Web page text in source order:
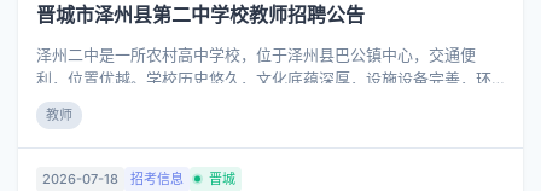
事项公告如下： 一、招聘原则 德才兼备、民主公开、公平竞争、择
优聘用的原则。 二、招聘岗位及人数 三、岗位职责 （一）人力资
源总监岗位职责 1.
晋城市泽州县第二中学校教师招聘公告
泽州二中是一所农村高中学校，位于泽州县巴公镇中心，交通便
利，位置优越。学校历史悠久，文化底蕴深厚，设施设备完善，环
境整洁优美。 学校今年高一新生扩编，以致多个科目教师短缺，根
据教育教学的实际需求，需要招聘一批新教师补足教学岗位。 一、
招聘岗位情况 招聘岗位均为非编制内岗位。 岗位及人数：数学、英
语、历史老师各1人，政治老师2人。 二、岗位要求 1.具有普通高校
教师
2026-07-18 招考信息 晋城